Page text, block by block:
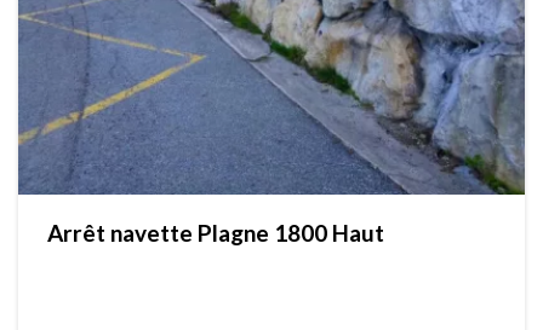
Arrêt navette Plagne 1800 Haut